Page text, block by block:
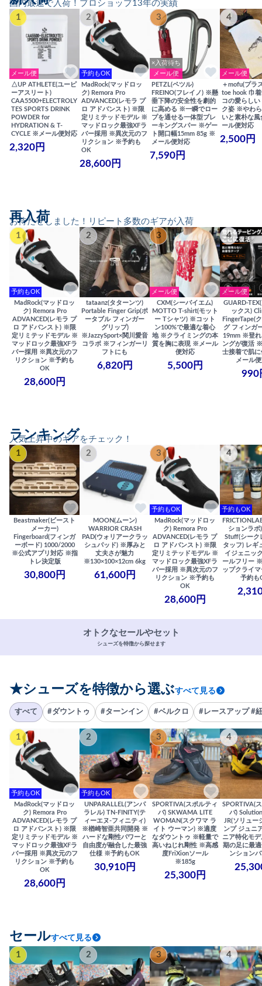
国内最速で入荷！プロショップ13年の実績
1
メール便
△UP ATHLETE(ユーピ
ーアスリート)
CAA5500+ELECTROLY
TES SPORTS DRINK
POWDER for
HYDRATION & T-
CYCLE ※メール便対応
2,320円
2
予約もOK
MadRock(マッドロッ
ク) Remora Pro
ADVANCED(レモラ プ
ロ アドバンスト) ※限
定リミテッドモデル ※
マッドロック最強XFラ
バー採用 ※異次元のフ
リクション ※予約も
OK
28,600円
3
×入荷待ち
メール便
PETZL(ペツル)
FREINO(フレイノ) ※懸
垂下降の安全性を劇的
に高める ※一瞬でロー
プを通せる一体型ブレ
ーキングスパー ※ゲー
ト開口幅15mm 85g ※
メール便対応
7,590円
4
メール便
＋mofu(プラ
toe hook 巾
コの愛らしい
ク姿 ※やわ
いと素朴な
ール便対応
2,500円
お待たせしました！リピート多数のギアが入荷
再入荷
1
予約もOK
MadRock(マッドロッ
ク) Remora Pro
ADVANCED(レモラ プ
ロ アドバンスト) ※限
定リミテッドモデル ※
マッドロック最強XFラ
バー採用 ※異次元のフ
リクション ※予約も
OK
28,600円
2
tataanz(タターンツ)
Portable Finger Grip(ポ
ータブル フィンガー
グリップ)
※JazzySport×関川愛音
コラボ ※フィンガーリ
フトにも
6,820円
3
メール便
CXM(シーバイエム)
MOTTO T-shirt(モット
ー Tシャツ) ※コット
ン100%で最適な着心
地 ※クライミングの本
質を胸に表現 ※メール
便対応
5,500円
4
メール便
GUARD-
ックス)
FingerTape(
グ フィンガ
19mm ※登れ
ングが復活
士接着で肌
メール
990
人気上昇中のギアをチェック！
ランキング
1
Beastmaker(ビースト
メーカー)
Fingerboard(フィンガ
ーボード) 1000/2000
※公式アプリ対応 ※指
トレ決定版
30,800円
2
MOON(ムーン)
WARRIOR CRASH
PAD(ウォリアークラッ
シュパッド) ※厚みと
丈夫さが魅力
※130×100×12cm 6kg
61,600円
3
予約もOK
MadRock(マッドロッ
ク) Remora Pro
ADVANCED(レモラ プ
ロ アドバンスト) ※限
定リミテッドモデル ※
マッドロック最強XFラ
バー採用 ※異次元のフ
リクション ※予約も
OK
28,600円
4
予約もOK
ションラボ
Stuff(シーク
タッフ) レギ
イジェニッ
ールフリー
ップクライ
予約も
オトクなセールやセット
シューズを特徴から探せます
★シューズを特徴から選ぶすべて見る
すべて #ダウントゥ #ターンイン #ベルクロ #レースアップ #
1
予約もOK
MadRock(マッドロッ
ク) Remora Pro
ADVANCED(レモラ プ
ロ アドバンスト) ※限
定リミテッドモデル ※
マッドロック最強XFラ
バー採用 ※異次元のフ
リクション ※予約も
OK
28,600円
2
予約もOK
UNPARALLEL(アンパ
ラレル) TN-FINITY(テ
ィーエヌ-フィニティ)
※楢崎智亜共同開発 ※
ハードな剛性パワーと
自由度が融合した最強
仕様 ※予約もOK
30,910円
3
SPORTIVA(スポルティ
バ) SKWAMA LITE
WOMAN(スクワマ ラ
イト ウーマン) ※適度
なダウントゥ ※軽量で
高いねじれ剛性 ※高感
度FriXionソール
※185g
25,300円
4
SPORTIVA(
バ)
JR(ソリュー
ンプ ジュニ
ニア特化モ
期の足に最
ンション
セールすべて見る
1 2 3 4